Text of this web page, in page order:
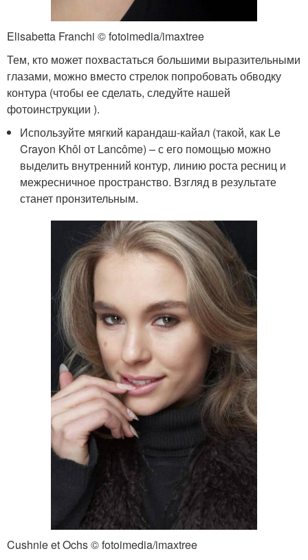
Elisabetta Franchi © fotoimedia/imaxtree
Тем, кто может похвастаться большими выразительными
глазами, можно вместо стрелок попробовать обводку
контура (чтобы ее сделать, следуйте нашей
фотоинструкции ).
Используйте мягкий карандаш-кайал (такой, как Le
Crayon Khôl от Lancôme) – с его помощью можно
выделить внутренний контур, линию роста ресниц и
межресничное пространство. Взгляд в результате
станет пронзительным.
Cushnie et Ochs © fotoimedia/imaxtree